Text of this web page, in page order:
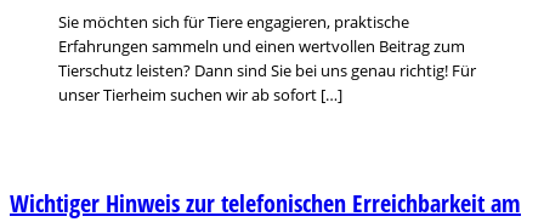
Sie möchten sich für Tiere engagieren, praktische
Erfahrungen sammeln und einen wertvollen Beitrag zum
Tierschutz leisten? Dann sind Sie bei uns genau richtig! Für
unser Tierheim suchen wir ab sofort […]
Wichtiger Hinweis zur telefonischen Erreichbarkeit am